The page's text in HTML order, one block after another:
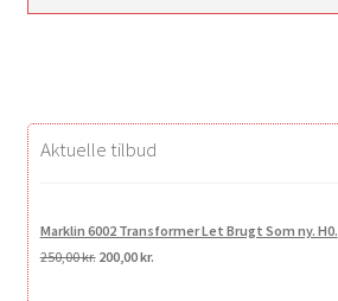
Aktuelle tilbud
Marklin 6002 Transformer Let Brugt Som ny. H0.
250,00kr. Den
200,00kr.Den